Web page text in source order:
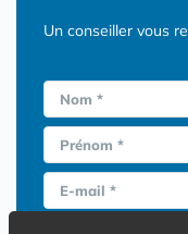
Un conseiller vous
Nom *
Prénom *
E-mail *